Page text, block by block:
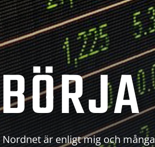
Nordnet är enligt mig och